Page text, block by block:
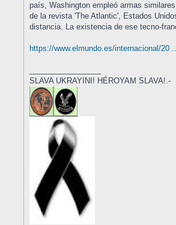
país, Washington empleó armas
de la revista 'The Atlantic', Estados
distancia. La existencia de ese tecno-
https://www.elmundo.es/internacional/20
SLAVA UKRAYINI! HÉROYAM SLAVA!.-